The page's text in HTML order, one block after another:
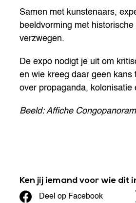
Samen met kunstenaars,
beeldvorming met
verzwegen.
De expo nodigt je uit om
en wie kreeg daar geen
over propaganda,
Beeld: Affiche
Ken jij iemand voor wie dit
Deel op Facebook